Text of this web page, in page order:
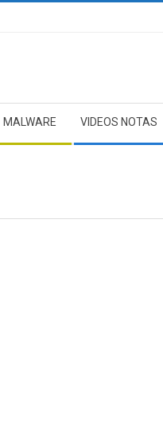
MALWARE VIDEOS NOTAS